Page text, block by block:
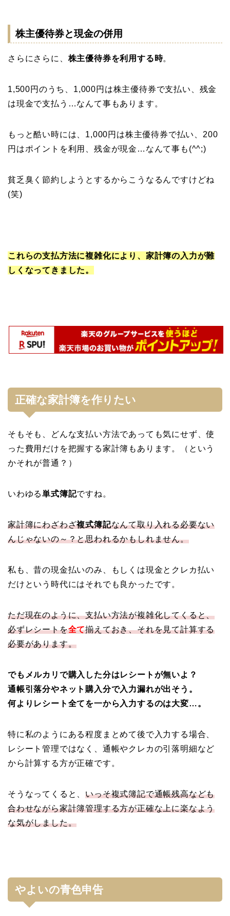
株主優待券と現金の併用
さらにさらに、 株主優待券を利用する時。
1,500円のうち、1,000円は株主優待券で支払い、残金
は現金で支払う…なんて事もあります。
もっと酷い時には、1,000円は株主優待券で払い、200
円はポイントを利用、残金が現金…なんて事も(^^;)
貧乏臭く節約しようとするからこうなるんですけどね
(笑)
これらの支払方法に複雑化により、家計簿の入力が難
しくなってきました。
正確な家計簿を作りたい
そもそも、どんな支払い方法であっても気にせず、使
った費用だけを把握する家計簿もあります。（という
かそれが普通？）
いわゆる単式簿記ですね。
家計簿にわざわざ複式簿記なんて取り入れる必要ない
んじゃないの～？と思われるかもしれません。
私も、昔の現金払いのみ、もしくは現金とクレカ払い
だけという時代にはそれでも良かったです。
ただ現在のように、支払い方法が複雑化してくると、
必ずレシートを全て揃えておき、それを見て計算する
必要があります。
でもメルカリで購入した分はレシートが無いよ？
通帳引落分やネット購入分で入力漏れが出そう。
何よりレシート全てを一から入力するのは大変…。
特に私のようにある程度まとめて後で入力する場合、
レシート管理ではなく、通帳やクレカの引落明細など
から計算する方が正確です。
そうなってくると、いっそ複式簿記で通帳残高なども
合わせながら家計簿管理する方が正確な上に楽なよう
な気がしました。
やよいの青色申告